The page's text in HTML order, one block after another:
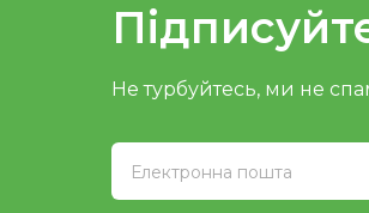
Не турбуйтесь, ми не